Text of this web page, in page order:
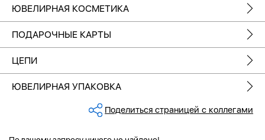
ЮВЕЛИРНАЯ КОСМЕТИКА
ПОДАРОЧНЫЕ КАРТЫ
ЦЕПИ
ЮВЕЛИРНАЯ УПАКОВКА
Поделиться страницей с коллегами